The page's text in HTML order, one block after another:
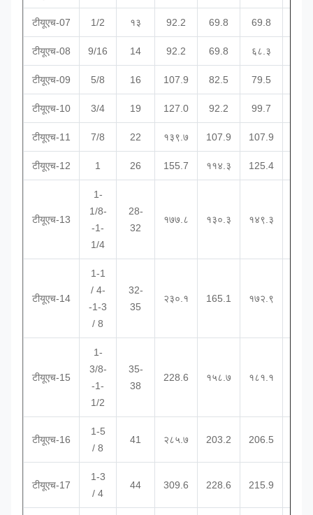
टीयूएच-07 1/2 १३ 92.2 69.8 69.8
टीयूएच-08 9/16 14 92.2 69.8 ६८.३
टीयूएच-09 5/8 16 107.9 82.5 79.5
टीयूएच-10 3/4 19 127.0 92.2 99.7
टीयूएच-11 7/8 22 १३९.७ 107.9 107.9
टीयूएच-12 1 26 155.7 ११४.३ 125.4
टीयूएच-13
1-
1/8-
-1-
1/4
28-
32
१७७.८ १३०.३ १४९.३
टीयूएच-14
1-1
/ 4-
-1-3
/ 8
32-
35
२३०.१ 165.1 १७२.९
टीयूएच-15
1-
3/8-
-1-
1/2
35-
38
228.6 १५८.७ १८१.१
टीयूएच-16
1-5
/ 8
41 २८५.७ 203.2 206.5
टीयूएच-17
1-3
/ 4
44 309.6 228.6 215.9